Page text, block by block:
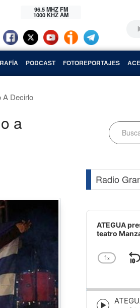
96.5 MHZ FM
1000 KHZ AM
PODCAST FOTOREPORTAJES
A Decirlo
a
Radio
Audio
Player
ATEGUA
teatro
Change
1x